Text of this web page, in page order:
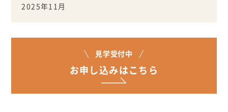
2025年11月
見学受付中
お申し込みはこちら